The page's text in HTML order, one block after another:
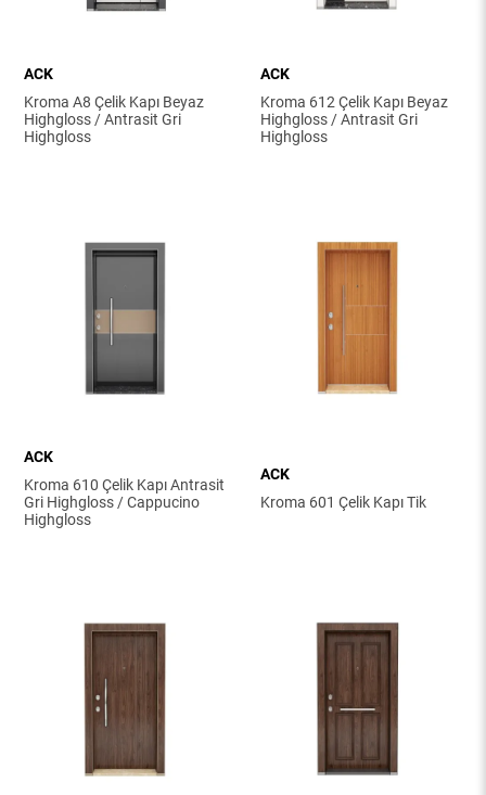
ACK
Kroma A8 Çelik Kapı Beyaz
Highgloss / Antrasit Gri
Highgloss
ACK
Kroma 612 Çelik Kapı Beyaz
Highgloss / Antrasit Gri
Highgloss
ACK
Kroma 610 Çelik Kapı Antrasit
Gri Highgloss / Cappucino
Highgloss
ACK
Kroma 601 Çelik Kapı Tik